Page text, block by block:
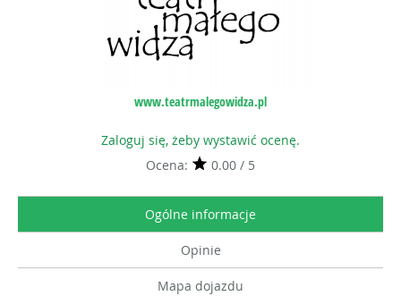
www.teatrmalegowidza.pl
Zaloguj się, żeby wystawić ocenę.
Ocena:
0.00 / 5
Ogólne informacje
Opinie
Mapa dojazdu